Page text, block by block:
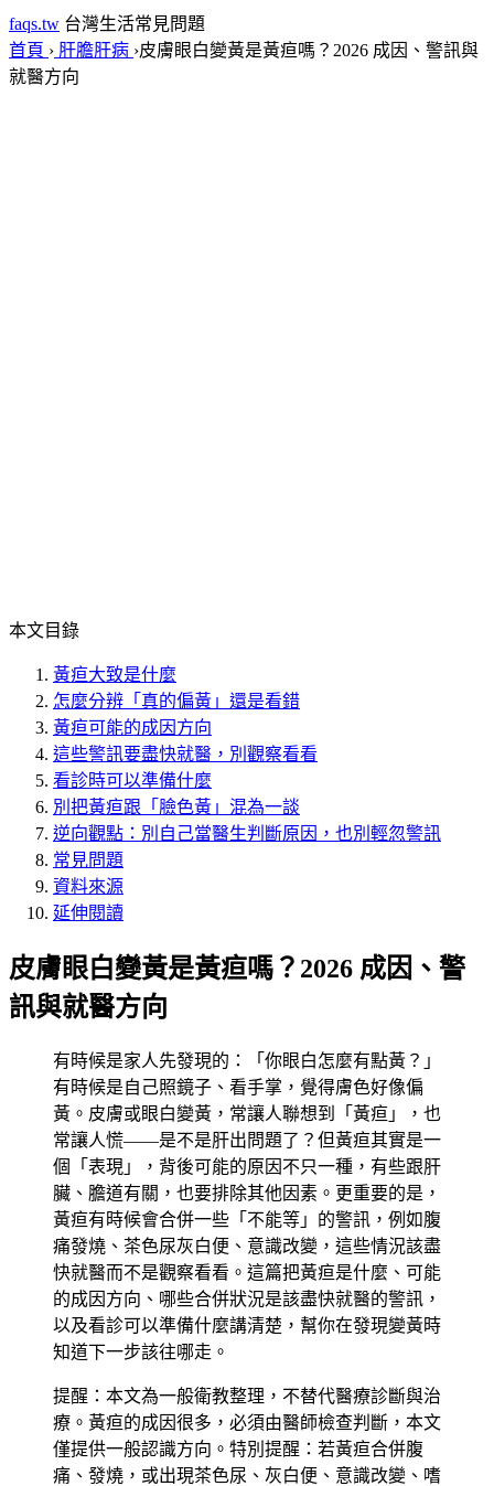
faqs.tw 台灣生活常見問題
首頁 › 肝膽肝病 ›皮膚眼白變黃是黃疸嗎？2026 成因、警訊與
就醫方向
本文目錄
黃疸大致是什麼
怎麼分辨「真的偏黃」還是看錯
黃疸可能的成因方向
這些警訊要盡快就醫，別觀察看看
看診時可以準備什麼
別把黃疸跟「臉色黃」混為一談
逆向觀點：別自己當醫生判斷原因，也別輕忽警訊
常見問題
資料來源
延伸閱讀
皮膚眼白變黃是黃疸嗎？2026 成因、警
訊與就醫方向
有時候是家人先發現的：「你眼白怎麼有點黃？」
有時候是自己照鏡子、看手掌，覺得膚色好像偏
黃。皮膚或眼白變黃，常讓人聯想到「黃疸」，也
常讓人慌——是不是肝出問題了？但黃疸其實是一
個「表現」，背後可能的原因不只一種，有些跟肝
臟、膽道有關，也要排除其他因素。更重要的是，
黃疸有時候會合併一些「不能等」的警訊，例如腹
痛發燒、茶色尿灰白便、意識改變，這些情況該盡
快就醫而不是觀察看看。這篇把黃疸是什麼、可能
的成因方向、哪些合併狀況是該盡快就醫的警訊，
以及看診可以準備什麼講清楚，幫你在發現變黃時
知道下一步該往哪走。
提醒：本文為一般衛教整理，不替代醫療診斷與治
療。黃疸的成因很多，必須由醫師檢查判斷，本文
僅提供一般認識方向。特別提醒：若黃疸合併腹
痛、發燒，或出現茶色尿、灰白便、意識改變、嗜